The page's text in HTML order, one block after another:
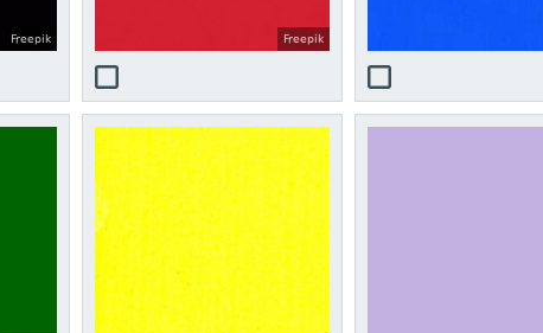
Freepik Freepik